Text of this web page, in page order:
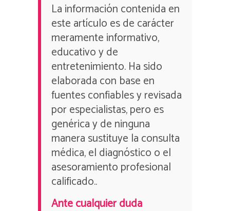
La información contenida en
este artículo es de carácter
meramente informativo,
educativo y de
entretenimiento. Ha sido
elaborada con base en
fuentes confiables y revisada
por especialistas, pero es
genérica y de ninguna
manera sustituye la consulta
médica, el diagnóstico o el
asesoramiento profesional
calificado..
Ante cualquier duda